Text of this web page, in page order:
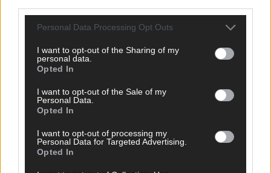
Personal Data Processing Opt Outs
I want to opt-out of the Sharing of my
personal data.
Opted In
I want to opt-out of the Sale of my
Personal Data.
Opted In
I want to opt-out of processing my
Personal Data for Targeted Advertising.
Opted In
ESC-Finale morgen: Finnland Favorit, Australien
aufgestiegen – alle 25 Acts im Kurzcheck
JJ hat den Abend gerettet – der Rest des ESC-Halbfinales
war solide, aber kein Feuerwerk
Mai 2026